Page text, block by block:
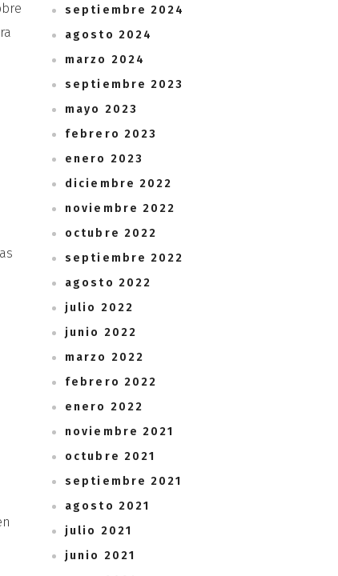
septiembre 2024
agosto 2024
marzo 2024
septiembre 2023
mayo 2023
febrero 2023
enero 2023
diciembre 2022
noviembre 2022
octubre 2022
septiembre 2022
agosto 2022
julio 2022
junio 2022
marzo 2022
febrero 2022
enero 2022
noviembre 2021
octubre 2021
septiembre 2021
agosto 2021
julio 2021
junio 2021